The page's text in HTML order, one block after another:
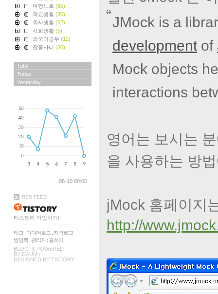
여행노트 (60)
학교생활 (30)
회사생활 (52)
사회생활 (5)
외국어공부 (12)
잡동사니 (30)
Total
Today
Yesterday
08-10 00:00
RSS FEED
티스토리 가입하기!
태그 : 미디어로그 : 지역로그
방명록 : 관리자: 글쓰기
BLOG IS POWERED
BY DAUM /
DESIGNED BY TISTORY
JMock is a
development of
Mock objects
interactions
영어는 보시는
을 사용하는 방
jMock 홈페이지
http://